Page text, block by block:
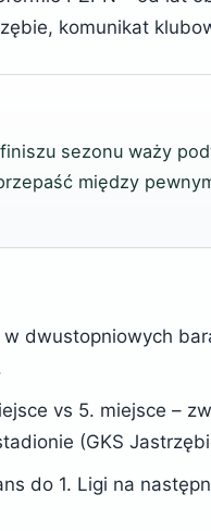
komunikat
sezonu waży
między
dwustopniowych
vs 5. miejsce –
(GKS
do 1. Ligi na